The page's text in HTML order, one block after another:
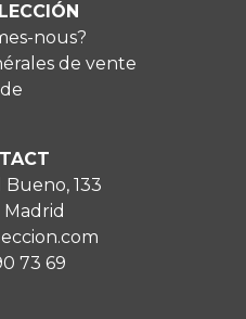
nous?
de vente
133
73 69